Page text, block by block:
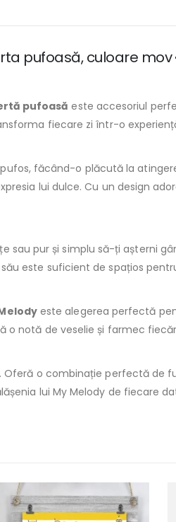
pufoasă, culoare mov
pufoasă este accesoriul
fiecare zi într-o
făcând-o plăcută la
lui dulce. Cu un design
sau pur și simplu să-ți așterni
este suficient de spațios
este alegerea perfectă
o notă de veselie și farmec
o combinație perfectă de
lui My Melody de fiecare